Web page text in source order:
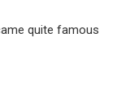
quite famous